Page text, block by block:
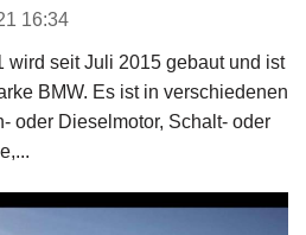
16:34
wird seit Juli 2015 gebaut und ist
BMW. Es ist in verschiedenen
oder Dieselmotor, Schalt- oder